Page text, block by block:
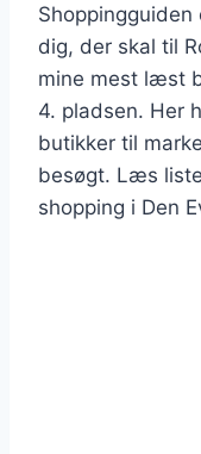
dig, der skal til
mine mest læst
4. pladsen. Her
butikker til
besøgt. Læs
shopping i Den